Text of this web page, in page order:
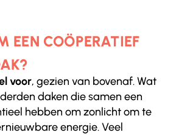
EEN COÖPERATIEF
voor, gezien van bovenaf. Wat
daken die samen een
hebben om zonlicht om te
energie. Veel